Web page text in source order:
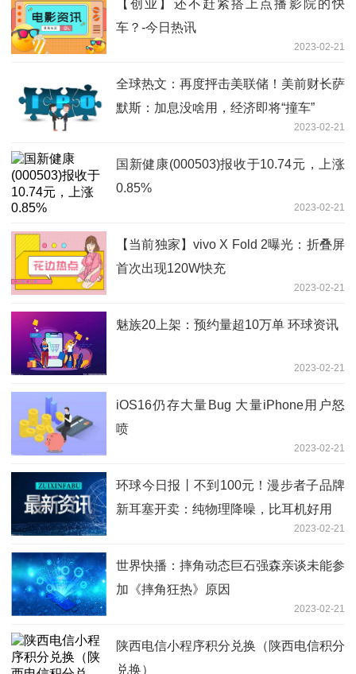
【创业】还不赶紧搭上点播影院的快
车？-今日热讯
2023-02-21
全球热文：再度抨击美联储！美前财长萨
默斯：加息没啥用，经济即将“撞车”
2023-02-21
国新健康(000503)报收于10.74元，上涨
0.85%
2023-02-21
【当前独家】vivo X Fold 2曝光：折叠屏
首次出现120W快充
2023-02-21
魅族20上架：预约量超10万单 环球资讯
2023-02-21
iOS16仍存大量Bug 大量iPhone用户怒
喷
2023-02-21
环球今日报丨不到100元！漫步者子品牌
新耳塞开卖：纯物理降噪，比耳机好用
2023-02-21
世界快播：摔角动态巨石强森亲谈未能参
加《摔角狂热》原因
2023-02-21
陕西电信小程序积分兑换（陕西电信积分
兑换）